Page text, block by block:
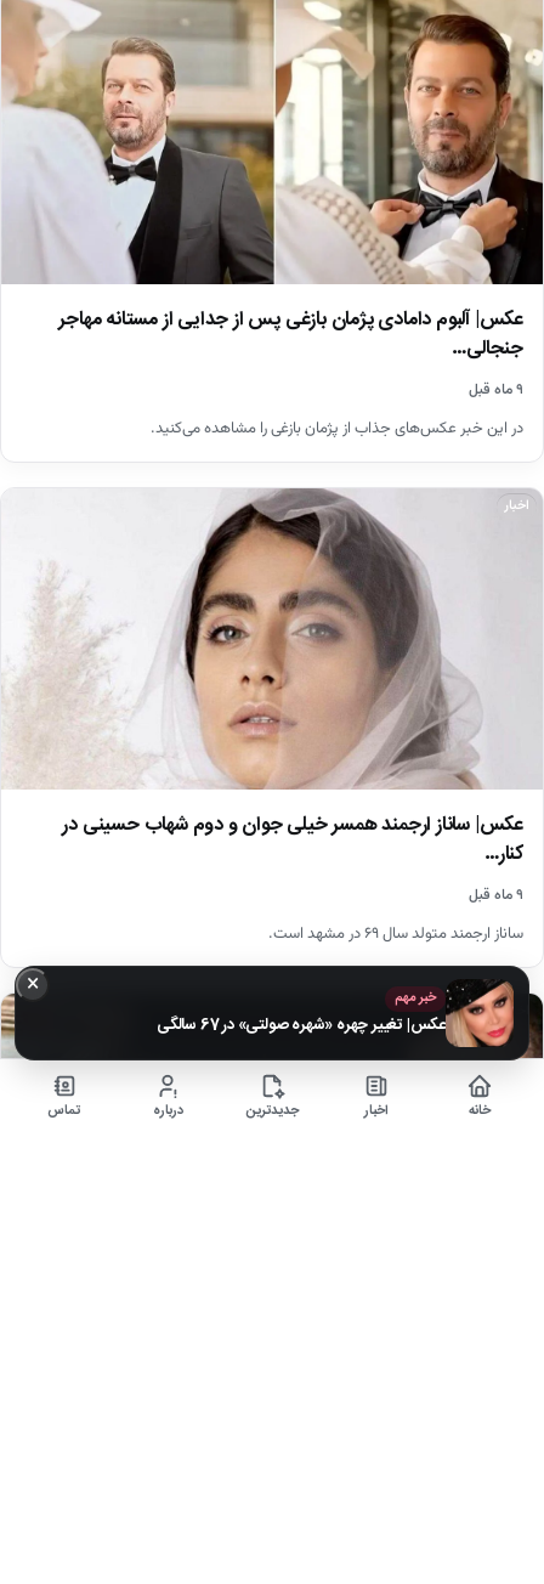
عکس| آلبوم دامادی پژمان بازغی پس از جدایی از مستانه مهاجر
جنجالی…
۹ ماه قبل
در این خبر عکس‌های جذاب از پژمان بازغی را مشاهده می‌کنید.
اخبار
عکس| ساناز ارجمند همسر خیلی جوان و دوم شهاب حسینی در
کنار…
۹ ماه قبل
ساناز ارجمند متولد سال ۶۹ در مشهد است.
اخبار
× خبر مهم
عکس| تغییر چهره «شهره صولتی» در 67 سالگی
خانه اخبار جدیدترین درباره تماس